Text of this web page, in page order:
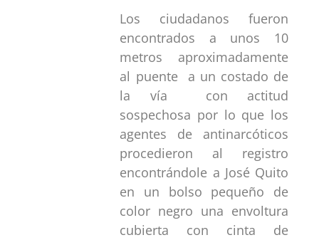
Los ciudadanos fueron
encontrados a unos 10
metros aproximadamente
al puente a un costado de
la vía con actitud
sospechosa por lo que los
agentes de antinarcóticos
procedieron al registro
encontrándole a José Quito
en un bolso pequeño de
color negro una envoltura
cubierta con cinta de